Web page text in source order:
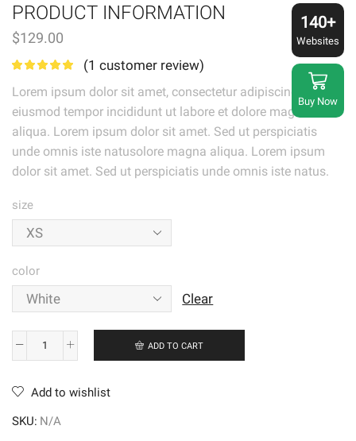
PRODUCT INFORMATION
$129.00
(1 customer review)
Lorem ipsum dolor sit amet, consectetur adipiscing elit,
eiusmod tempor incididunt ut labore et dolore magna
aliqua. Lorem ipsum dolor sit amet. Sed ut perspiciatis
unde omnis iste natusolore magna aliqua. Lorem ipsum
dolor sit amet. Sed ut perspiciatis unde omnis iste natus.
size
color
Clear
Dress
quantity
ADD TO CART
Add to wishlist
SKU: N/A
140+
Websites
Buy Now